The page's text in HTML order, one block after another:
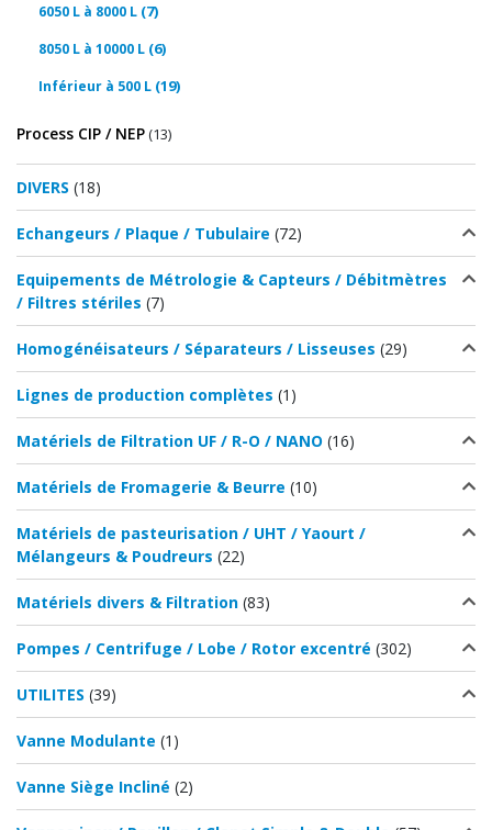
6050 L à 8000 L (7)
8050 L à 10000 L (6)
Inférieur à 500 L (19)
Process CIP / NEP(13)
DIVERS (18)
Echangeurs / Plaque / Tubulaire (72)
Equipements de Métrologie & Capteurs / Débitmètres
/ Filtres stériles (7)
Homogénéisateurs / Séparateurs / Lisseuses (29)
Lignes de production complètes (1)
Matériels de Filtration UF / R-O / NANO (16)
Matériels de Fromagerie & Beurre (10)
Matériels de pasteurisation / UHT / Yaourt /
Mélangeurs & Poudreurs (22)
Matériels divers & Filtration (83)
Pompes / Centrifuge / Lobe / Rotor excentré (302)
UTILITES (39)
Vanne Modulante (1)
Vanne Siège Incliné (2)